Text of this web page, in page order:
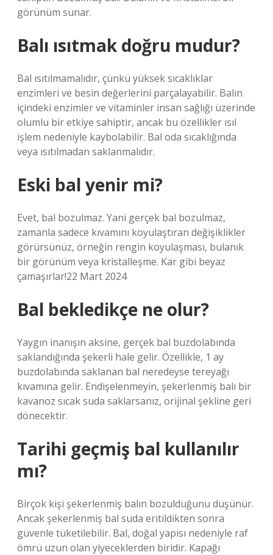
görünüm sunar.
Balı ısıtmak doğru mudur?
Bal ısıtılmamalıdır, çünkü yüksek sıcaklıklar
enzimleri ve besin değerlerini parçalayabilir. Balın
içindeki enzimler ve vitaminler insan sağlığı üzerinde
olumlu bir etkiye sahiptir, ancak bu özellikler ısıl
işlem nedeniyle kaybolabilir. Bal oda sıcaklığında
veya ısıtılmadan saklanmalıdır.
Eski bal yenir mi?
Evet, bal bozulmaz. Yani gerçek bal bozulmaz,
zamanla sadece kıvamını koyulaştıran değişiklikler
görürsünüz, örneğin rengin koyulaşması, bulanık
bir görünüm veya kristalleşme. Kar gibi beyaz
çamaşırlar!22 Mart 2024
Bal bekledikçe ne olur?
Yaygın inanışın aksine, gerçek bal buzdolabında
saklandığında şekerli hale gelir. Özellikle, 1 ay
buzdolabında saklanan bal neredeyse tereyağı
kıvamına gelir. Endişelenmeyin, şekerlenmiş balı bir
kavanoz sıcak suda saklarsanız, orijinal şekline geri
dönecektir.
Tarihi geçmiş bal kullanılır
mı?
Birçok kişi şekerlenmiş balın bozulduğunu düşünür.
Ancak şekerlenmiş bal suda eritildikten sonra
güvenle tüketilebilir. Bal, doğal yapısı nedeniyle raf
ömrü uzun olan yiyeceklerden biridir. Kapağı